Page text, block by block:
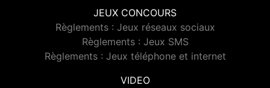
JEUX CONCOURS
Règlements : Jeux réseaux sociaux
Règlements : Jeux SMS
Règlements : Jeux téléphone et internet
VIDEO